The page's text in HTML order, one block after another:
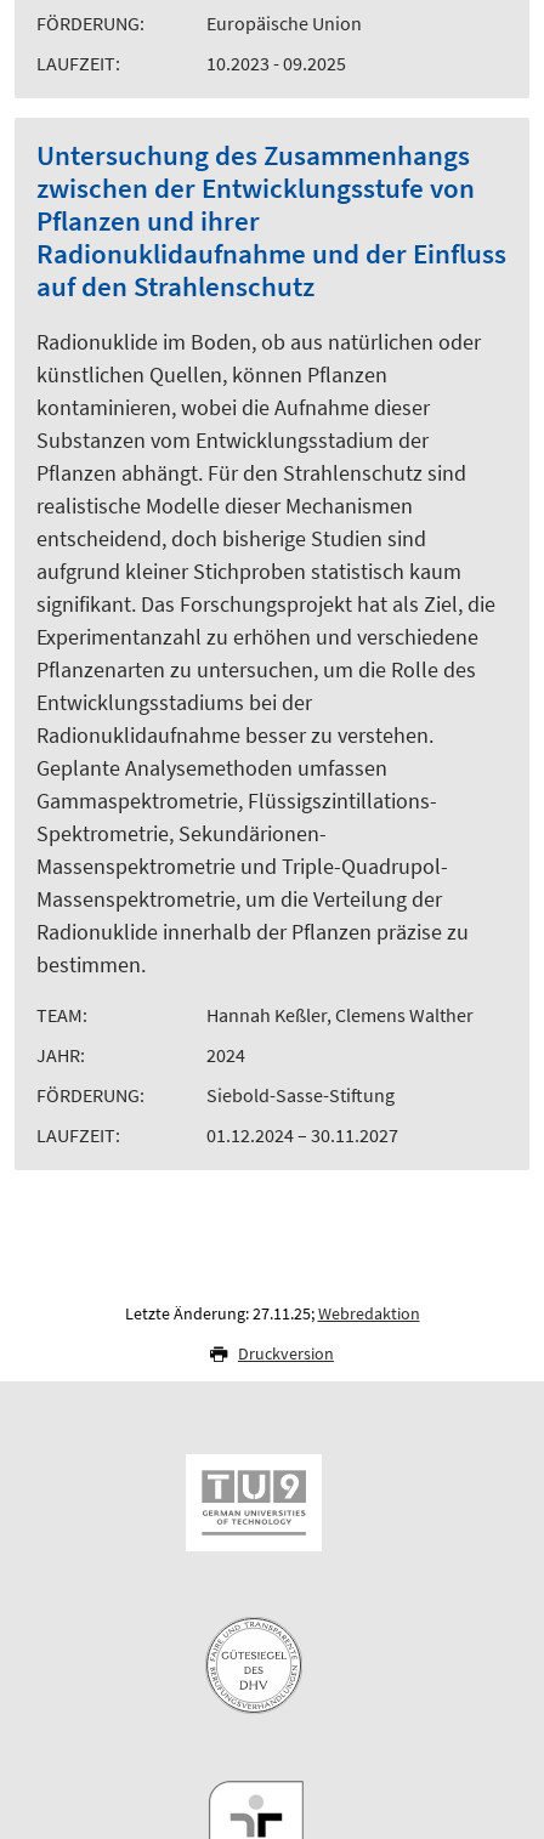
FÖRDERUNG:
Europäische Union
LAUFZEIT:
10.2023 - 09.2025
Untersuchung des Zusammenhangs
zwischen der Entwicklungsstufe von
Pflanzen und ihrer
Radionuklidaufnahme und der Einfluss
auf den Strahlenschutz
Radionuklide im Boden, ob aus natürlichen oder
künstlichen Quellen, können Pflanzen
kontaminieren, wobei die Aufnahme dieser
Substanzen vom Entwicklungsstadium der
Pflanzen abhängt. Für den Strahlenschutz sind
realistische Modelle dieser Mechanismen
entscheidend, doch bisherige Studien sind
aufgrund kleiner Stichproben statistisch kaum
signifikant. Das Forschungsprojekt hat als Ziel, die
Experimentanzahl zu erhöhen und verschiedene
Pflanzenarten zu untersuchen, um die Rolle des
Entwicklungsstadiums bei der
Radionuklidaufnahme besser zu verstehen.
Geplante Analysemethoden umfassen
Gammaspektrometrie, Flüssigszintillations-
Spektrometrie, Sekundärionen-
Massenspektrometrie und Triple-Quadrupol-
Massenspektrometrie, um die Verteilung der
Radionuklide innerhalb der Pflanzen präzise zu
bestimmen.
TEAM:
Hannah Keßler, Clemens Walther
JAHR:
2024
FÖRDERUNG:
Siebold-Sasse-Stiftung
LAUFZEIT:
01.12.2024 – 30.11.2027
Letzte Änderung: 27.11.25;Webredaktion
Druckversion